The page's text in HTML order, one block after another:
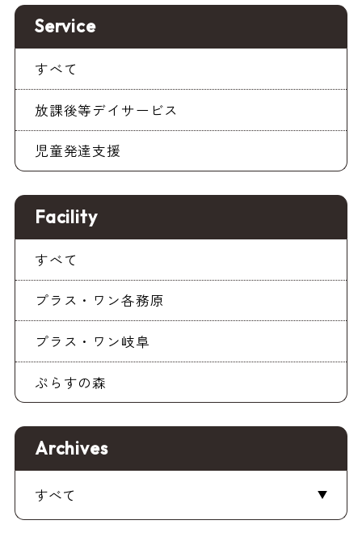
Service
すべて
放課後等デイサービス
児童発達支援
Facility
すべて
プラス・ワン各務原
プラス・ワン岐阜
ぷらすの森
Archives